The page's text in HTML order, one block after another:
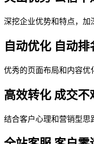
深挖企业优势和特点，加
自动优化 自动排
优秀的页面布局和内容优
高效转化 成交不
结合客户心理和营销型思